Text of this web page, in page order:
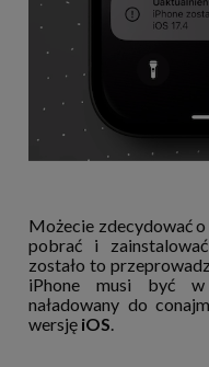
Możecie zdecydować
pobrać i
zostało to
iPhone musi być
naładowany do
wersję iOS